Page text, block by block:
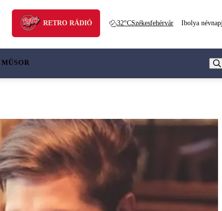
RETRO RÁDIÓ 32°CSzékesfehérvár Ibolya